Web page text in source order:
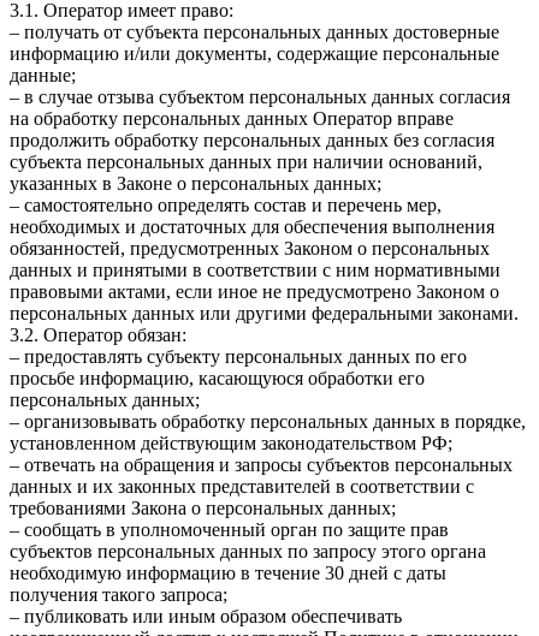
3.1. Оператор имеет право:
– получать от субъекта персональных данных достоверные
информацию и/или документы, содержащие персональные
данные;
– в случае отзыва субъектом персональных данных согласия
на обработку персональных данных Оператор вправе
продолжить обработку персональных данных без согласия
субъекта персональных данных при наличии оснований,
указанных в Законе о персональных данных;
– самостоятельно определять состав и перечень мер,
необходимых и достаточных для обеспечения выполнения
обязанностей, предусмотренных Законом о персональных
данных и принятыми в соответствии с ним нормативными
правовыми актами, если иное не предусмотрено Законом о
персональных данных или другими федеральными законами.
3.2. Оператор обязан:
– предоставлять субъекту персональных данных по его
просьбе информацию, касающуюся обработки его
персональных данных;
– организовывать обработку персональных данных в порядке,
установленном действующим законодательством РФ;
– отвечать на обращения и запросы субъектов персональных
данных и их законных представителей в соответствии с
требованиями Закона о персональных данных;
– сообщать в уполномоченный орган по защите прав
субъектов персональных данных по запросу этого органа
необходимую информацию в течение 30 дней с даты
получения такого запроса;
– публиковать или иным образом обеспечивать